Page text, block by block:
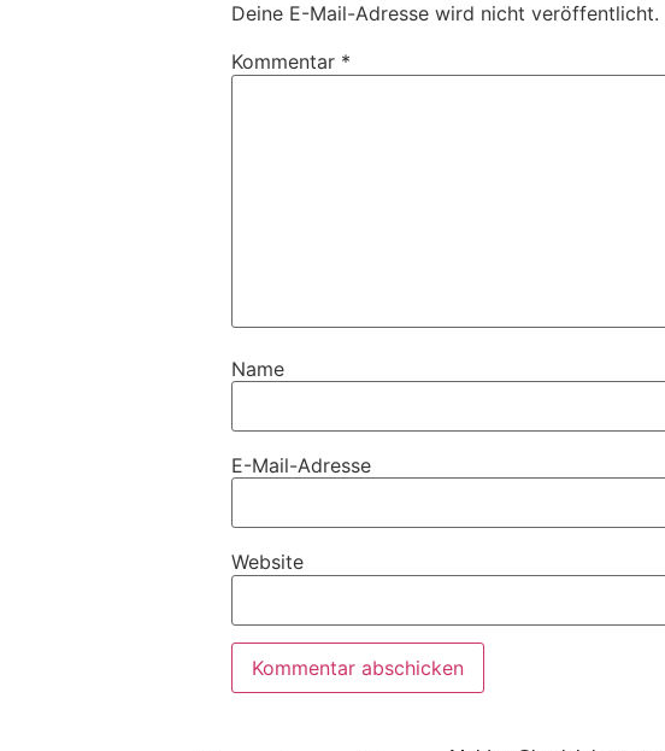
Deine E-Mail-Adresse wird nicht veröffentlicht.
Kommentar *
Name
E-Mail-Adresse
Website